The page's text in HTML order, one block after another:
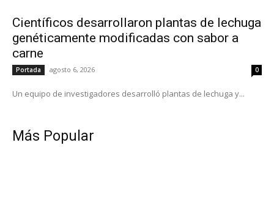
Científicos desarrollaron plantas de lechuga
genéticamente modificadas con sabor a
carne
Portada agosto 6, 2026 0
Un equipo de investigadores desarrolló plantas de lechuga y...
Más Popular